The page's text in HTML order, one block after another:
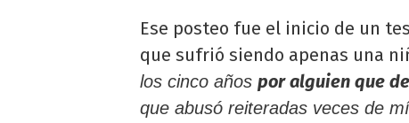
Ese posteo fue el inicio de un
que sufrió siendo apenas una
los cinco años por alguien que
que abusó reiteradas veces de